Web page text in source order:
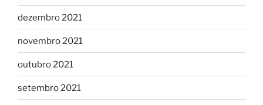
dezembro 2021
novembro 2021
outubro 2021
setembro 2021